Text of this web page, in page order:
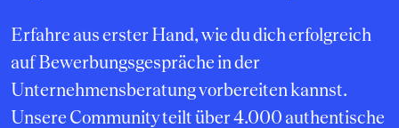
Erfahre aus erster Hand, wie du dich erfolgreich
auf Bewerbungsgespräche in der
Unternehmensberatung vorbereiten kannst.
Unsere Community teilt über 4.000 authentische